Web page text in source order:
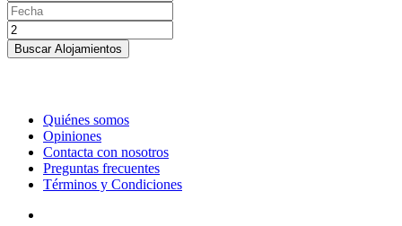
Buscar Alojamientos
Quiénes somos
Opiniones
Contacta con nosotros
Preguntas frecuentes
Términos y Condiciones